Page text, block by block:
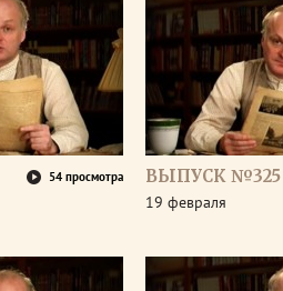
54 просмотра ВЫПУСК №325
19 февраля